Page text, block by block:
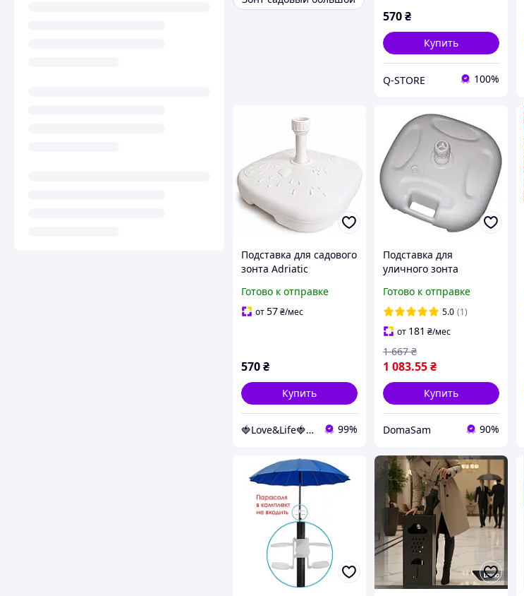
570₴
Купить
Q-STORE 100%
Подставка для садового
зонта Adriatic
л Love&Life -online-
multimarket-
Готово к отправке
от57₴/мес
570₴
Купить
🍓Love&Life🍓: Мир Здоровья 💋 99%
Подставка для
уличного зонта
Готово к отправке
5.0 (1)
от 181 ₴/мес
1 083.55₴
1 667 ₴
Купить
DomaSam 90%